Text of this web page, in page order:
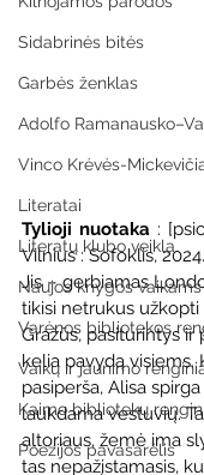
Sidabrinės bitės
Garbės ženklas
Adolfo
Vinco Krėvės-
Literatai
Literatų klubo veikla
Naujos knygos vaikams
Varėnos bibliotekos
Vaikų ir jaunimo
Kaimo bibliotekų
Poezijos pavasarėlis
Tylioji nuotaka :
Vilnius : Sofoklis,
Jis – gerbiamas
tikisi netrukus užkopti
Gražūs, pasiturintys
kelia pavydą visiems.
pasiperša, Alisa
laukdama vestuvių.
altoriaus, žemė ima
tas nepažįstamasis,